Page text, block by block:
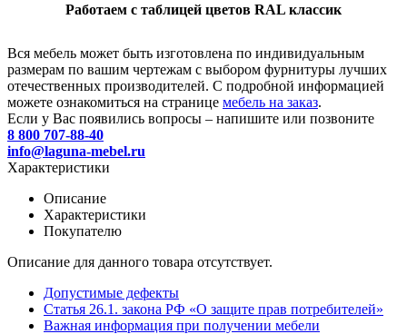
Работаем с таблицей цветов RAL классик
Вся мебель может быть изготовлена по индивидуальным
размерам по вашим чертежам с выбором фурнитуры лучших
отечественных производителей. С подробной информацией
можете ознакомиться на странице мебель на заказ.
Если у Вас появились вопросы – напишите или позвоните
8 800 707-88-40
info@laguna-mebel.ru
Характеристики
Описание
Характеристики
Покупателю
Описание для данного товара отсутствует.
Допустимые дефекты
Статья 26.1. закона РФ «О защите прав потребителей»
Важная информация при получении мебели